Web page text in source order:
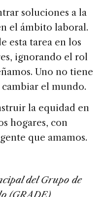
soluciones a la
el ámbito laboral.
esta tarea en los
ignorando el rol
Uno no tiene
el mundo.
la equidad en
hogares, con
que amamos.
del Grupo de
(GRADE)